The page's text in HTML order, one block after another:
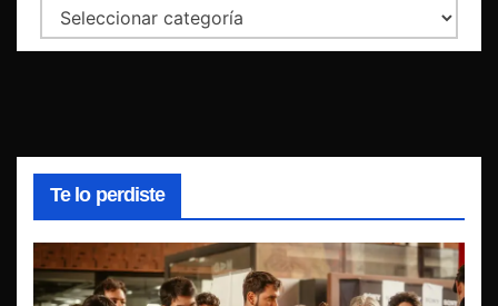
Categorías
Te lo perdiste